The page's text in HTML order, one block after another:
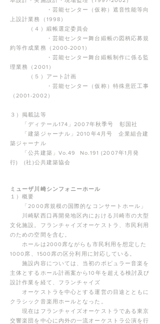
・芸能センター（仮称）遮音性能等向
上設計業務（1998）
（４）緞帳選定委員会
・芸能センター舞台緞帳の図柄応募規
約等作成業務（2000-2001）
・芸能センター舞台緞帳制作に係る監
理業務（2001）
（５）アート計画
・芸能センター（仮称）特殊意匠工事
（2001-2002）
３）掲載誌等
「ディテール174」2007年秋季号 彰国社
「建築ジャーナル」2010年4月号 企業組合建
築ジャーナル
「公共建築」Vo.49 No.191 (2007年1月発
行) (社)公共建築協会
ミューザ川崎シンフォニーホール
１）概要
「2000席規模の国際的なコンサートホール」
川崎駅西口再開発地区内における川崎市の大型
文化施設。フランチャイズオーケストラ、市民利用
のための空間を含む。
ホールは2000席ながらも市民利用を想定した
1000席、1500席の区分利用に対応している。
施設内容については、当初のポピュラー音楽を
主体とするホール計画案から10年を超える検討及び
設計作業を経て、フランチャイズ
オーケストラを中心とする運営の目途とともに
クラシック音楽用ホールとなった。
現在はフランチャイズオーケストラである東京
交響楽団を中心に内外の一流オーケストラ公演を行